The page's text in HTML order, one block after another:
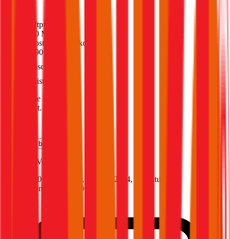
Haftpflicht
€ 20 Mio.
Selbstbehalt Kasko
€ 390
Freischaden
Assistance
Monatliche Prämie
inkl. mVSt.
berechnen
A4, Vollkasko
150 PS/110 KW, hybrid, Baujahr 2024, BM-Stufe
Versicherungsnehmer 30 Jahre